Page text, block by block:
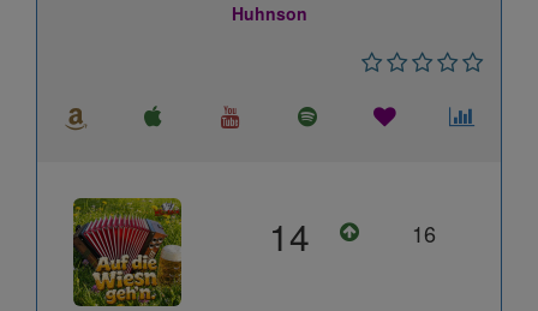
Huhnson
14 16